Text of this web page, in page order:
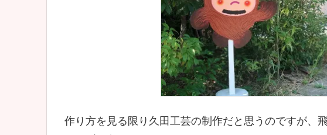
作り方を見る限り久田工芸の制作だと思うのですが、